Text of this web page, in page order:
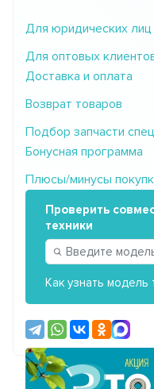
Для юридических лиц
Для оптовых
Доставка и оплата
Возврат товаров
Подбор запчасти
Бонусная программа
Плюсы/минусы
Проверить
техники
Как узнать модель